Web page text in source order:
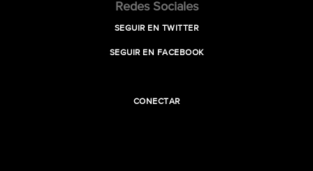
Redes Sociales
SEGUIR EN TWITTER
SEGUIR EN FACEBOOK
CONECTAR